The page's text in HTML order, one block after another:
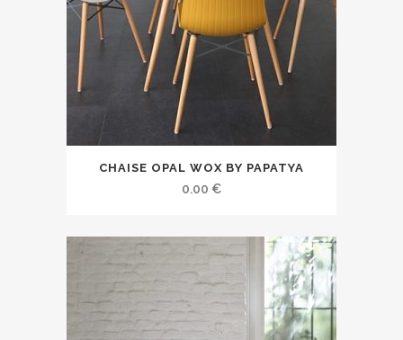
CHAISE OPAL WOX BY PAPATYA
0.00 €